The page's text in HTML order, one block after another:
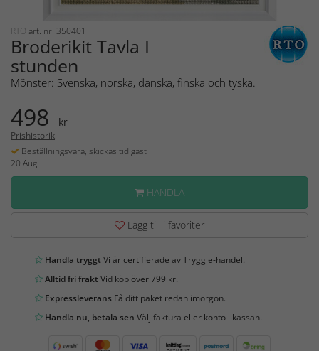
RTO art. nr: 350401
Broderikit Tavla I
stunden
Mönster: Svenska, norska, danska, finska och tyska.
498 kr
Prishistorik
Beställningsvara, skickas tidigast
20 Aug
HANDLA
Lägg till i favoriter
Handla tryggtVi är certifierade av Trygg e-handel.
Alltid fri fraktVid köp över 799 kr.
Expressleverans Få ditt paket redan imorgon.
Handla nu, betala sen Välj faktura eller konto i kassan.